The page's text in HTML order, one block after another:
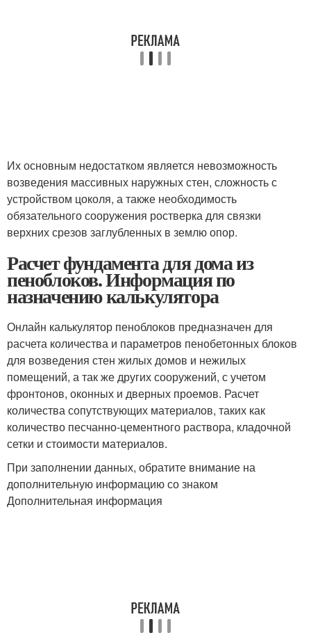
Их основным недостатком является невозможность
возведения массивных наружных стен, сложность с
устройством цоколя, а также необходимость
обязательного сооружения ростверка для связки
верхних срезов заглубленных в землю опор.
Расчет фундамента для дома из
пеноблоков. Информация по
назначению калькулятора
Онлайн калькулятор пеноблоков предназначен для
расчета количества и параметров пенобетонных блоков
для возведения стен жилых домов и нежилых
помещений, а так же других сооружений, с учетом
фронтонов, оконных и дверных проемов. Расчет
количества сопутствующих материалов, таких как
количество песчанно-цементного раствора, кладочной
сетки и стоимости материалов.
При заполнении данных, обратите внимание на
дополнительную информацию со знаком
Дополнительная информация